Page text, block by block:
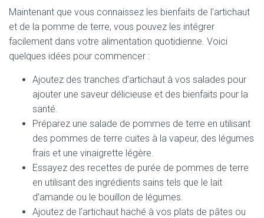
Maintenant que vous connaissez les bienfaits de l’artichaut
et de la pomme de terre, vous pouvez les intégrer
facilement dans votre alimentation quotidienne. Voici
quelques idées pour commencer :
Ajoutez des tranches d’artichaut à vos salades pour
ajouter une saveur délicieuse et des bienfaits pour la
santé.
Préparez une salade de pommes de terre en utilisant
des pommes de terre cuites à la vapeur, des légumes
frais et une vinaigrette légère.
Essayez des recettes de purée de pommes de terre
en utilisant des ingrédients sains tels que le lait
d’amande ou le bouillon de légumes.
Ajoutez de l’artichaut haché à vos plats de pâtes ou